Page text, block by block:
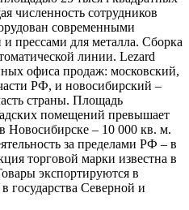
численность сотрудников
современными
прессами для металла. Сборка
линии. Lezard
офиса продаж: московский,
РФ, и новосибирский –
страны. Площадь
помещений превышает
Новосибирске – 10 000 кв. м.
за пределами РФ – в
торговой марки известна в
экспортируются в
государства Северной и